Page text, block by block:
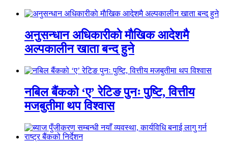
अनुसन्धान अधिकारीकाे माैखिक आदेशमै
अल्पकालीन खाता बन्द हुने
नबिल बैंकको ‘ए’ रेटिङ पुनः पुष्टि, वित्तीय
मजबुतीमा थप विश्वास